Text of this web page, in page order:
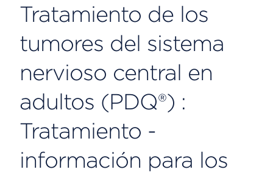
Tratamiento de los
tumores del sistema
nervioso central en
adultos (PDQ®) :
Tratamiento -
información para los